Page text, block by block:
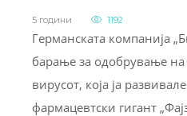
5 години 1192
Германската компанија
барање за одобрување
вирусот, која ја
фармацевтски гигант